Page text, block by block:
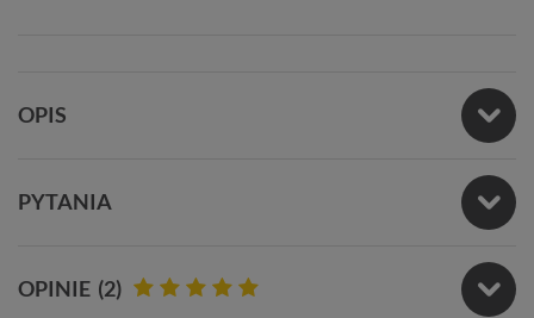
OPIS
PYTANIA
OPINIE (2)